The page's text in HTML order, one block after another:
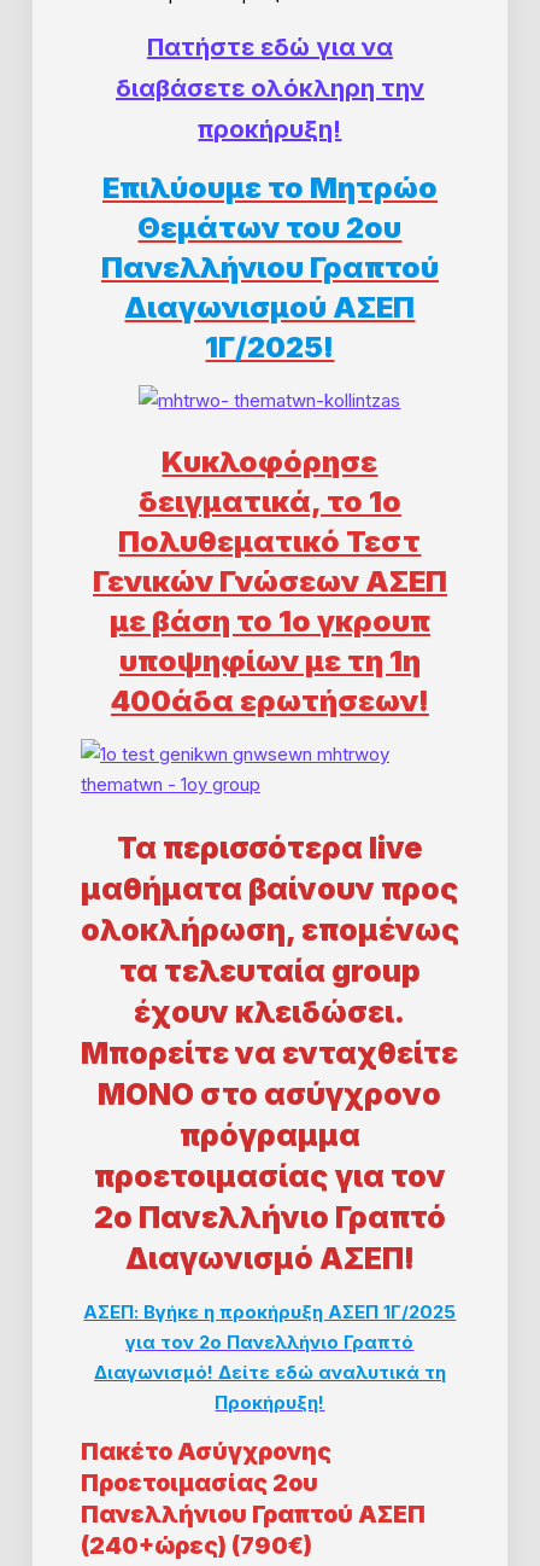
Πατήστε εδώ για να
διαβάσετε ολόκληρη την
προκήρυξη!
Επιλύουμε το Μητρώο
Θεμάτων του 2ου
Πανελλήνιου Γραπτού
Διαγωνισμού ΑΣΕΠ
1Γ/2025!
Κυκλοφόρησε
δειγματικά, το 1ο
Πολυθεματικό Τεστ
Γενικών Γνώσεων ΑΣΕΠ
με βάση το 1ο γκρουπ
υποψηφίων με τη 1η
400άδα ερωτήσεων!
Τα περισσότερα live
μαθήματα βαίνουν προς
ολοκλήρωση, επομένως
τα τελευταία group
έχουν κλειδώσει.
Mπορείτε να ενταχθείτε
ΜΟΝΟ στο ασύγχρονο
πρόγραμμα
προετοιμασίας για τον
2ο Πανελλήνιο Γραπτό
Διαγωνισμό ΑΣΕΠ!
ΑΣΕΠ: Βγήκε η προκήρυξη ΑΣΕΠ 1Γ/2025
για τον 2ο Πανελλήνιο Γραπτό
Διαγωνισμό! Δείτε εδώ αναλυτικά τη
Προκήρυξη!
Πακέτο Ασύγχρονης
Προετοιμασίας 2ου
Πανελλήνιου Γραπτού ΑΣΕΠ
(240+ώρες) (790€)